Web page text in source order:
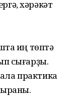
хәрәкәт
иң төптә
сығарҙы.
практика